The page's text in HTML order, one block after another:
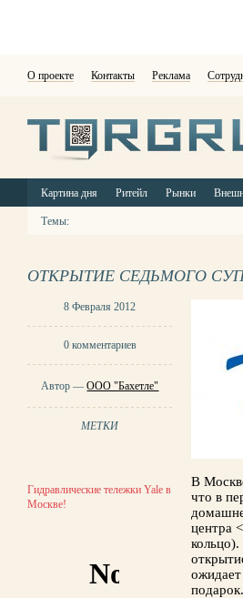
О проекте Контакты Реклама
Картина дня Ритейл Рынки
Темы:
ОТКРЫТИЕ СЕДЬМОГО
8 Февраля 2012
0 комментариев
Автор —ООО "Бахетле"
МЕТКИ
Гидравлические тележки Yale в
Москве!
В
что в
центра
подарок.